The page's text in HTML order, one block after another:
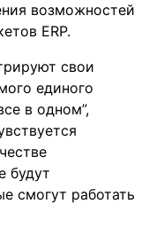
возможностей
ERP.
свои
единого
в одном”,
будут
смогут работать